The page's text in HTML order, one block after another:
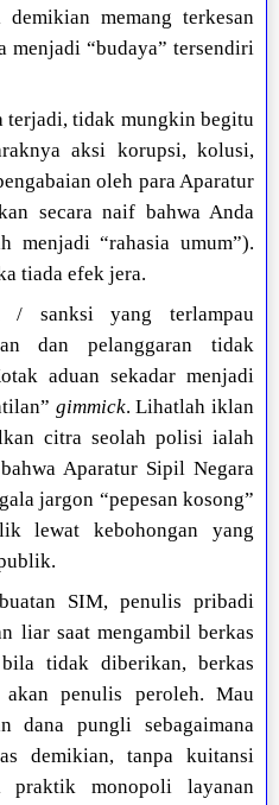
memang terkesan
menjadi “budaya” tersendiri
terjadi, tidak mungkin begitu
aksi korupsi, kolusi,
oleh para Aparatur
secara naif bahwa Anda
menjadi “rahasia umum”).
tiada efek jera.
/ sanksi yang terlampau
dan pelanggaran tidak
aduan sekadar menjadi
gimmick. Lihatlah iklan
citra seolah polisi ialah
Aparatur Sipil Negara
jargon “pepesan kosong”
lewat kebohongan yang
SIM, penulis pribadi
liar saat mengambil berkas
tidak diberikan, berkas
penulis peroleh. Mau
dana pungli sebagaimana
demikian, tanpa kuitansi
monopoli layanan